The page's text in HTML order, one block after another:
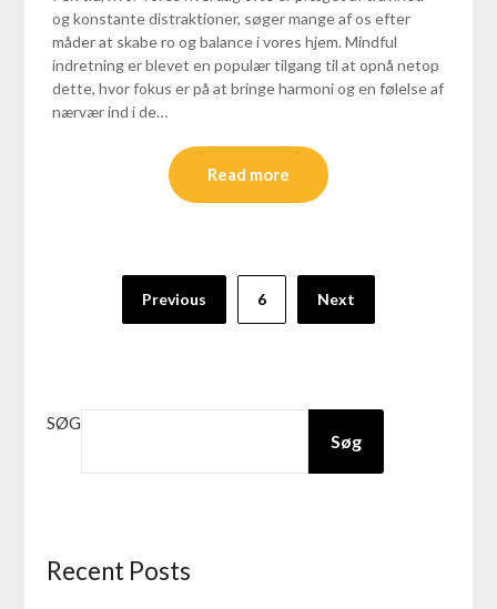
og konstante distraktioner, søger mange af os efter
måder at skabe ro og balance i vores hjem. Mindful
indretning er blevet en populær tilgang til at opnå netop
dette, hvor fokus er på at bringe harmoni og en følelse af
nærvær ind i de…
Read more
Previous 6 Next
SØG
Søg
Recent Posts